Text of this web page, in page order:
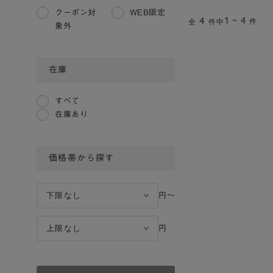
クーポン対
象外
WEB限定
在庫
すべて
在庫あり
価格帯から探す
円〜
円
全 4 件中1 ~ 4 件